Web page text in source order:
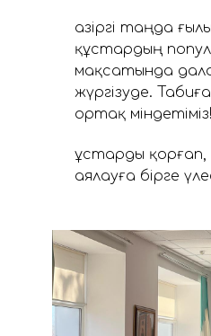
Қазіргі таңда
құстардың
мақсатында
жүргізуде.
ортақ міндетіміз!
Құстарды
аялауға бірге